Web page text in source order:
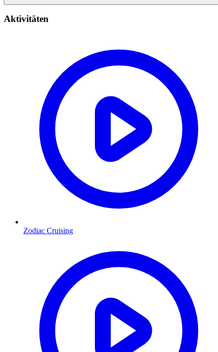
Aktivitäten
Zodiac Cruising